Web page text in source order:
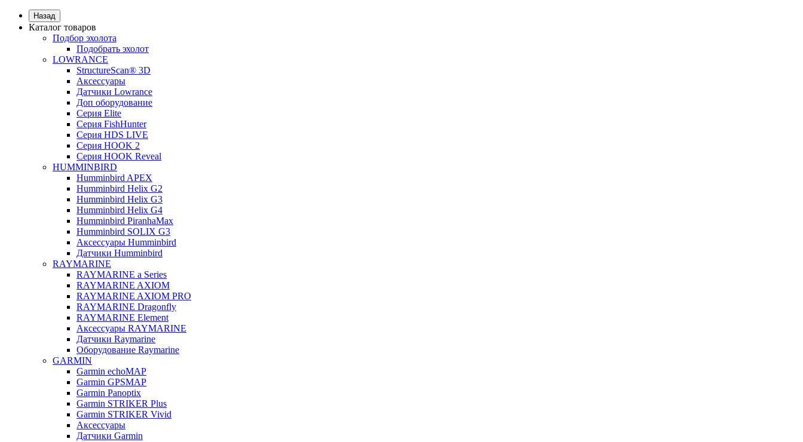
Назад
Каталог товаров
Подбор эхолота
Подобрать эхолот
LOWRANCE
StructureScan® 3D
Аксессуары
Датчики Lowrance
Доп оборудование
Серия Elite
Серия FishHunter
Серия HDS LIVE
Серия HOOK 2
Серия HOOK Reveal
HUMMINBIRD
Humminbird APEX
Humminbird Helix G2
Humminbird Helix G3
Humminbird Helix G4
Humminbird PiranhaMax
Humminbird SOLIX G3
Аксессуары Humminbird
Датчики Humminbird
RAYMARINE
RAYMARINE a Series
RAYMARINE AXIOM
RAYMARINE AXIOM PRO
RAYMARINE Dragonfly
RAYMARINE Element
Аксессуары RAYMARINE
Датчики Raymarine
Оборудование Raymarine
GARMIN
Garmin echoMAP
Garmin GPSMAP
Garmin Panoptix
Garmin STRIKER Plus
Garmin STRIKER Vivid
Аксессуары
Датчики Garmin